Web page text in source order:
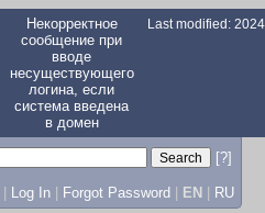
Некорректное
сообщение при
вводе
несуществующего
логина, если
система введена
в домен
Last modified:
[?]
| Log In | Forgot Password | EN | RU